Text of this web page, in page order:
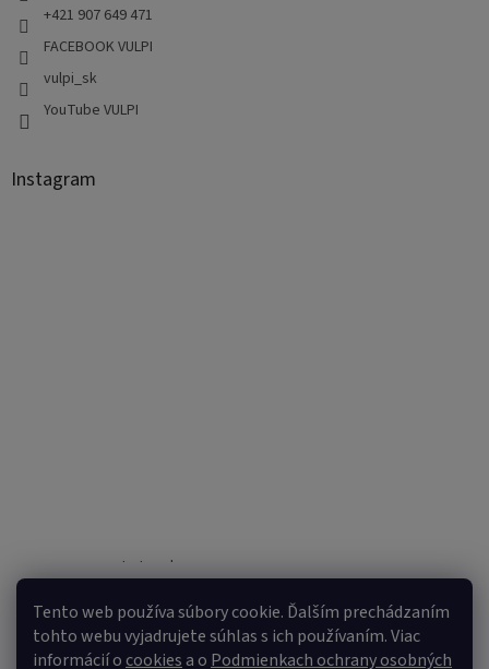
Tento web používa súbory cookie. Ďalším prechádzaním
tohto webu vyjadrujete súhlas s ich používaním. Viac
informácií ocookiesa o Podmienkach ochrany osobných
+421 907 649 471
FACEBOOK VULPI
vulpi_sk
YouTube VULPI
Instagram
Sledovať na Instagrame